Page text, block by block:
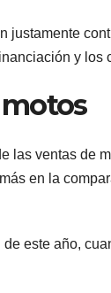
justamente
y los
las ventas de
en la
este año,